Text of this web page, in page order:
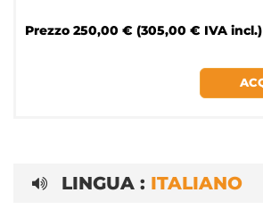
Prezzo 250,00 € (305,00 € IVA incl.)
LINGUA : ITALIANO